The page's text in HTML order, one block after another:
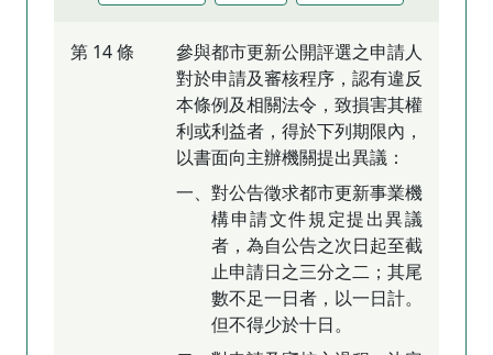
第 14 條
參與都市更新公開評選之申請人
對於申請及審核程序，認有違反
本條例及相關法令，致損害其權
利或利益者，得於下列期限內，
以書面向主辦機關提出異議：
一、對公告徵求都市更新事業機
構申請文件規定提出異議
者，為自公告之次日起至截
止申請日之三分之二；其尾
數不足一日者，以一日計。
但不得少於十日。